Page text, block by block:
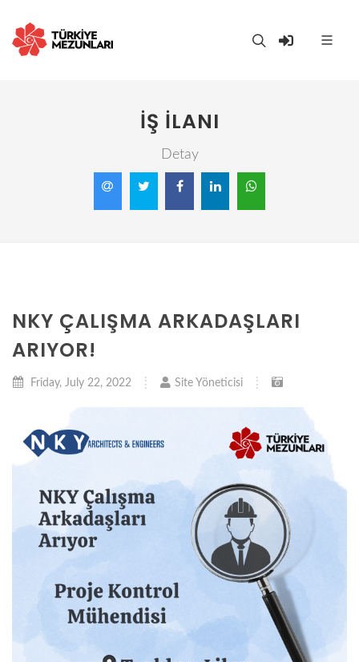
İŞ İLANI
Detay
NKY ÇALIŞMA ARKADAŞLARI
ARIYOR!
Friday, July 22, 2022 Site Yöneticisi